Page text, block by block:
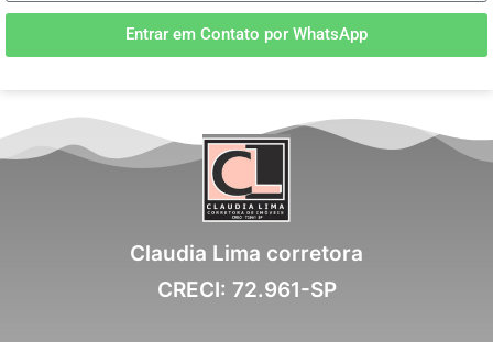
Entrar em Contato por WhatsApp
Claudia Lima corretora
CRECI: 72.961-SP